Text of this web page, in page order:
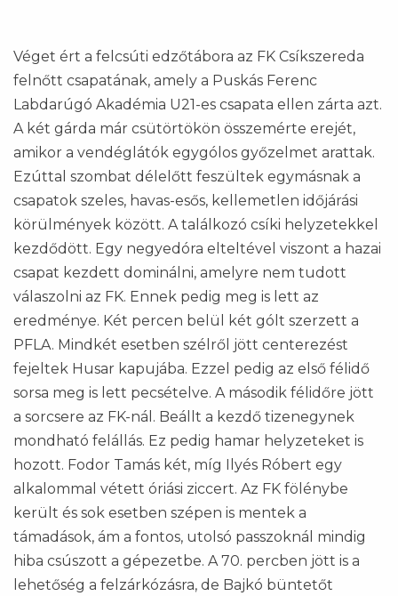
Véget ért a felcsúti edzőtábora az FK Csíkszereda
felnőtt csapatának, amely a Puskás Ferenc
Labdarúgó Akadémia U21-es csapata ellen zárta azt.
A két gárda már csütörtökön összemérte erejét,
amikor a vendéglátók egygólos győzelmet arattak.
Ezúttal szombat délelőtt feszültek egymásnak a
csapatok szeles, havas-esős, kellemetlen időjárási
körülmények között. A találkozó csíki helyzetekkel
kezdődött. Egy negyedóra elteltével viszont a hazai
csapat kezdett dominálni, amelyre nem tudott
válaszolni az FK. Ennek pedig meg is lett az
eredménye. Két percen belül két gólt szerzett a
PFLA. Mindkét esetben szélről jött centerezést
fejeltek Husar kapujába. Ezzel pedig az első félidő
sorsa meg is lett pecsételve. A második félidőre jött
a sorcsere az FK-nál. Beállt a kezdő tizenegynek
mondható felállás. Ez pedig hamar helyzeteket is
hozott. Fodor Tamás két, míg Ilyés Róbert egy
alkalommal vétett óriási ziccert. Az FK fölénybe
került és sok esetben szépen is mentek a
támadások, ám a fontos, utolsó passzoknál mindig
hiba csúszott a gépezetbe. A 70. percben jött is a
lehetőség a felzárkózásra, de Bajkó büntetőt